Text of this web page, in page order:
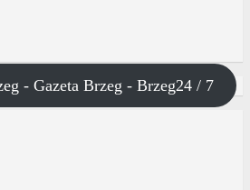
- Gazeta Brzeg - Brzeg24 / 7